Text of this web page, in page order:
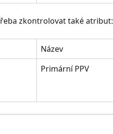
zkontrolovat také atribut:
Název
Primární PPV